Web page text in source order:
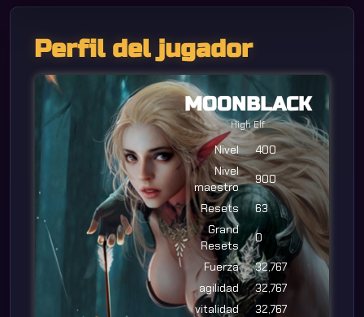
Perfil del jugador
MOONBLACK
High Elf
Nivel
400
Nivel
maestro
900
Resets
63
Grand
Resets
0
Fuerza
32,767
agilidad
32,767
vitalidad
32,767